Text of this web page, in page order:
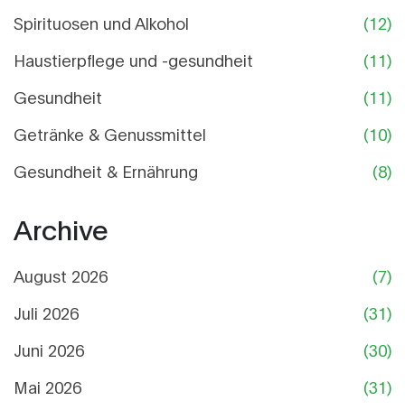
Spirituosen und Alkohol
(12)
Haustierpflege und -gesundheit
(11)
Gesundheit
(11)
Getränke & Genussmittel
(10)
Gesundheit & Ernährung
(8)
Archive
August 2026
(7)
Juli 2026
(31)
Juni 2026
(30)
Mai 2026
(31)